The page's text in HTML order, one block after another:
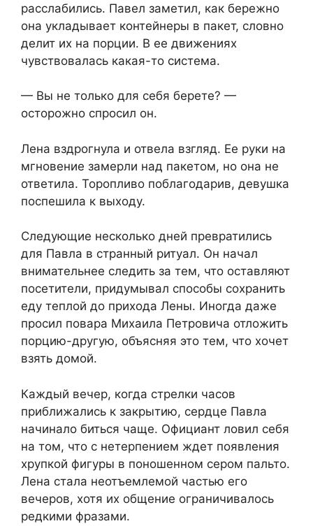
расслабились. Павел заметил, как бережно
она укладывает контейнеры в пакет, словно
делит их на порции. В ее движениях
чувствовалась какая-то система.
— Вы не только для себя берете? —
осторожно спросил он.
Лена вздрогнула и отвела взгляд. Ее руки на
мгновение замерли над пакетом, но она не
ответила. Торопливо поблагодарив, девушка
поспешила к выходу.
Следующие несколько дней превратились
для Павла в странный ритуал. Он начал
внимательнее следить за тем, что оставляют
посетители, придумывал способы сохранить
еду теплой до прихода Лены. Иногда даже
просил повара Михаила Петровича отложить
порцию-другую, объясняя это тем, что хочет
взять домой.
Каждый вечер, когда стрелки часов
приближались к закрытию, сердце Павла
начинало биться чаще. Официант ловил себя
на том, что с нетерпением ждет появления
хрупкой фигуры в поношенном сером пальто.
Лена стала неотъемлемой частью его
вечеров, хотя их общение ограничивалось
редкими фразами.